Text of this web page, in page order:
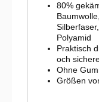
80%
Polyamid
Praktisch
och
Ohne
Größen